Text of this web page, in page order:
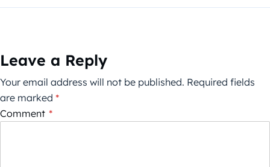
Leave a Reply
Your email address will not be published. Required fields
are marked *
Comment *